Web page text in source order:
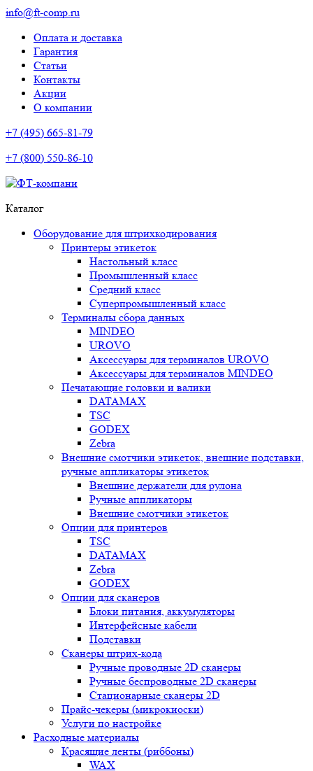
info@ft-comp.ru
Оплата и доставка
Гарантия
Статьи
Контакты
Акции
О компании
+7 (495) 665-81-79
+7 (800) 550-86-10
Каталог
Оборудование для штрихкодирования
Принтеры этикеток
Настольный класс
Промышленный класс
Средний класс
Суперпромышленный класс
Терминалы сбора данных
MINDEO
UROVO
Аксессуары для терминалов UROVO
Аксессуары для терминалов MINDEO
Печатающие головки и валики
DATAMAX
TSC
GODEX
Zebra
Внешние смотчики этикеток, внешние подставки,
ручные аппликаторы этикеток
Внешние держатели для рулона
Ручные аппликаторы
Внешние смотчики этикеток
Опции для принтеров
TSC
DATAMAX
Zebra
GODEX
Опции для сканеров
Блоки питания, аккумуляторы
Интерфейсные кабели
Подставки
Сканеры штрих-кода
Ручные проводные 2D сканеры
Ручные беспроводные 2D сканеры
Стационарные сканеры 2D
Прайс-чекеры (микрокиоски)
Услуги по настройке
Расходные материалы
Красящие ленты (риббоны)
WAX